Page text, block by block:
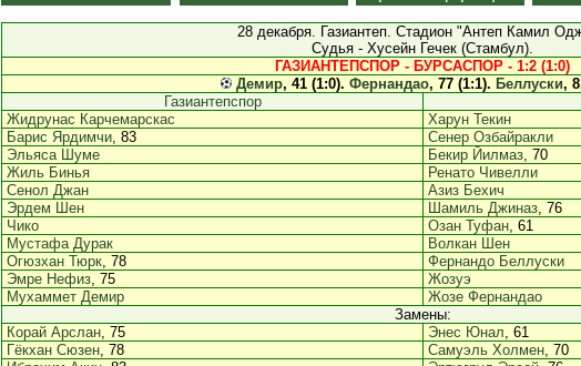
28 декабря. Газиантеп. Стадион "Антеп Камил
Судья - Хусейн Гечек (Стамбул).
ГАЗИАНТЕПСПОР - БУРСАСПОР - 1:2 (1:0)
Демир, 41 (1:0). Фернандао, 77 (1:1). Беллуски,
Газиантепспор
Жидрунас Карчемарскас
Харун Текин
Барис Ярдимчи, 83
Сенер Озбайракли
Эльяса Шуме
Бекир Йилмаз, 70
Жиль Бинья
Ренато Чивелли
Сенол Джан
Азиз Бехич
Эрдем Шен
Шамиль Джиназ, 76
Чико
Озан Туфан, 61
Мустафа Дурак
Волкан Шен
Огюзхан Тюрк, 78
Фернандо Беллуски
Эмре Нефиз, 75
Жозуэ
Мухаммет Демир
Жозе Фернандао
Замены:
Корай Арслан, 75 Энес Юнал, 61
Гёкхан Сюзен, 78 Самуэль Холмен, 70